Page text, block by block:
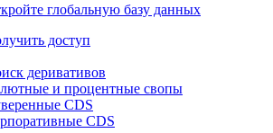
глобальную базу данных
доступ
деривативов
и процентные свопы
CDS
CDS